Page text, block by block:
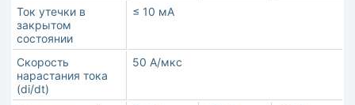
Ток утечки в
закрытом
состоянии
≤ 10 мА
Скорость
нарастания тока
(di/dt)
50 А/мкс